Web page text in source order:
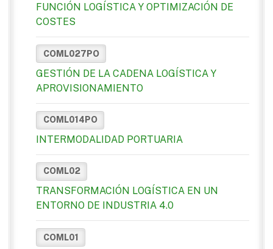
FUNCIÓN LOGÍSTICA Y OPTIMIZACIÓN DE
COSTES
COML027PO
GESTIÓN DE LA CADENA LOGÍSTICA Y
APROVISIONAMIENTO
COML014PO
INTERMODALIDAD PORTUARIA
COML02
TRANSFORMACIÓN LOGÍSTICA EN UN
ENTORNO DE INDUSTRIA 4.0
COML01